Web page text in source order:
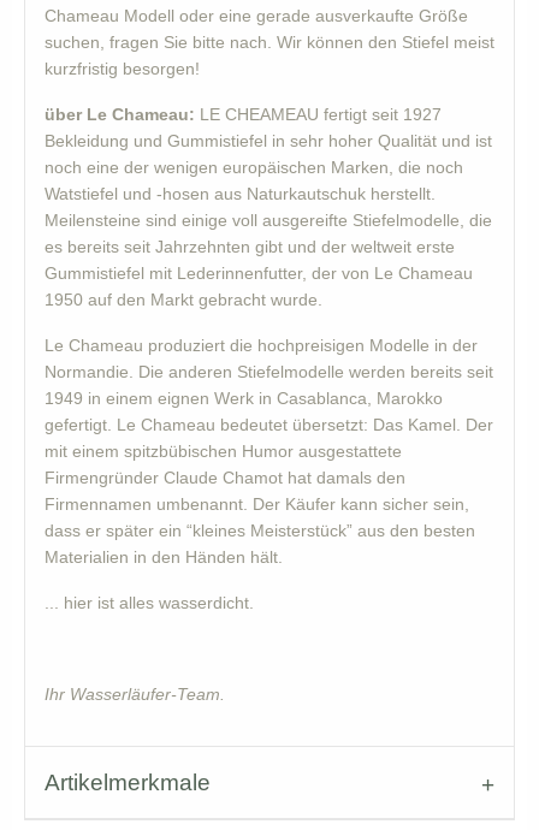
Chameau Modell oder eine gerade ausverkaufte Größe
suchen, fragen Sie bitte nach. Wir können den Stiefel meist
kurzfristig besorgen!
über Le Chameau: LE CHEAMEAU fertigt seit 1927
Bekleidung und Gummistiefel in sehr hoher Qualität und ist
noch eine der wenigen europäischen Marken, die noch
Watstiefel und -hosen aus Naturkautschuk herstellt.
Meilensteine sind einige voll ausgereifte Stiefelmodelle, die
es bereits seit Jahrzehnten gibt und der weltweit erste
Gummistiefel mit Lederinnenfutter, der von Le Chameau
1950 auf den Markt gebracht wurde.
Le Chameau produziert die hochpreisigen Modelle in der
Normandie. Die anderen Stiefelmodelle werden bereits seit
1949 in einem eignen Werk in Casablanca, Marokko
gefertigt. Le Chameau bedeutet übersetzt: Das Kamel. Der
mit einem spitzbübischen Humor ausgestattete
Firmengründer Claude Chamot hat damals den
Firmennamen umbenannt. Der Käufer kann sicher sein,
dass er später ein “kleines Meisterstück” aus den besten
Materialien in den Händen hält.
... hier ist alles wasserdicht.
Ihr Wasserläufer-Team.
Artikelmerkmale